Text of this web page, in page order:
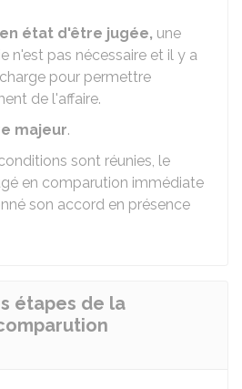
état d'être jugée, une
n'est pas nécessaire et il y a
pour permettre
de l'affaire.
majeur.
sont réunies, le
en comparution immédiate
son accord en présence
étapes de la